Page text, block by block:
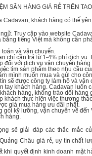
SĂN HÀNG GIÁ RẺ TRÊN
Cadavan, khách hàng có thể
Truy cập vào website
tiếng Việt mà không cần
và vận chuyển.
chỉ cần trả từ 1-4% phí dịch vụ.
đối với dịch vụ vận chuyển
tìm sản phẩm theo nhu cầu
mình muốn mua và gửi cho
sẽ được công ty làm hộ và vận
tay khách hàng. Cadavan luôn
hàng, không tráo đổi hàng
khách thực hiện việc thương
giá mua hàng ưu đãi nhất.
gói kỹ lưỡng, vận chuyển về đến
hàng.
sẽ giải đáp các thắc mắc
Châu giá rẻ, uy tín chất
khi quyết định kinh doanh mặt